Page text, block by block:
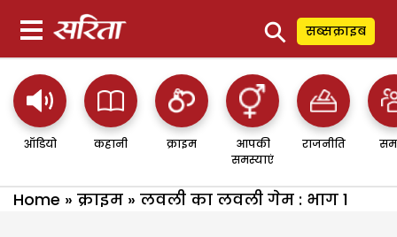
⚲ सब्सक्राइब
ऑडियो कहानी क्राइम
आपकी
समस्याएं
राजनीति
Home » क्राइम » लवली का लवली गेम : भाग 1